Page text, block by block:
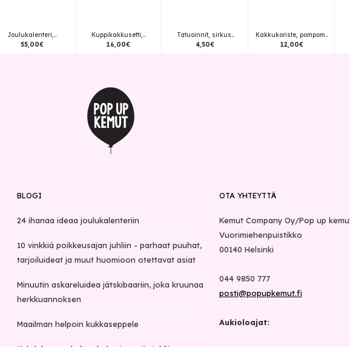
Joulukalenteri,..
55,00€
Kuppikakkusetti,..
16,00€
Tatuoinnit, sirkus..
4,50€
Kakkukoriste, pompom..
12,00€
BLOGI
24 ihanaa ideaa joulukalenteriin
10 vinkkiä poikkeusajan juhliin - parhaat puuhat,
tarjoiluideat ja muut huomioon otettavat asiat
Minuutin askareluidea jätskibaariin, joka kruunaa
herkkuannoksen
Maailman helpoin kukkaseppele
OTA YHTEYTTÄ
Kemut Company Oy/Pop up
Vuorimiehenpuistikko
00140 Helsinki
044 9850 777
posti@popupkemut.fi
Aukioloajat: